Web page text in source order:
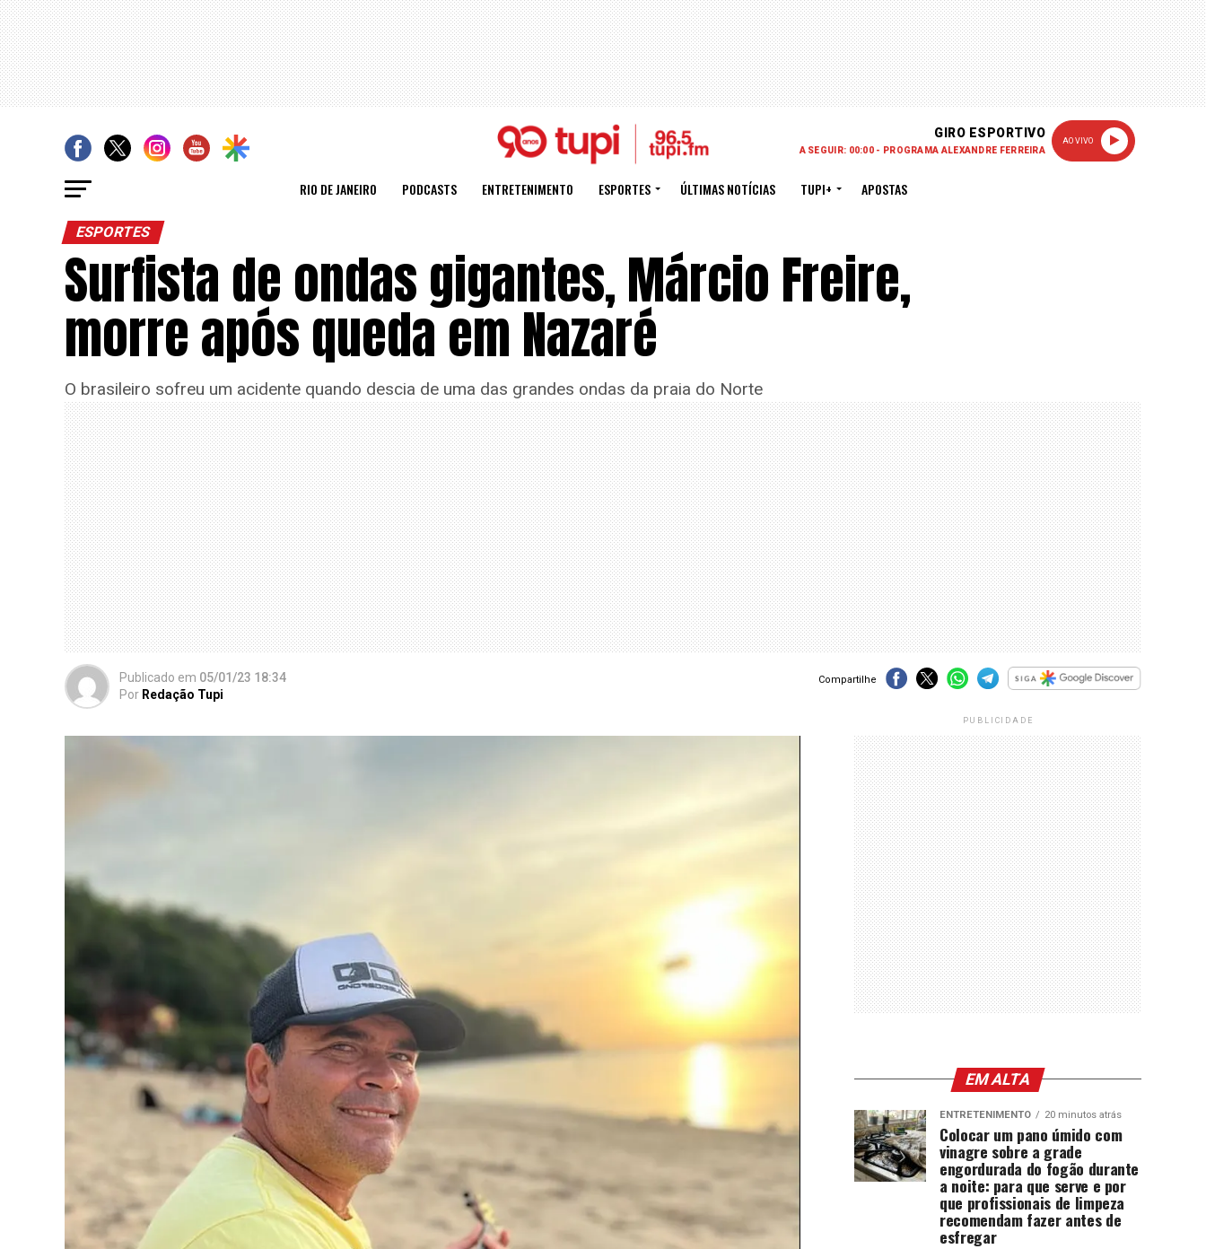
GIRO ESPORTIVO
A SEGUIR: 00:00 - PROGRAMA ALEXANDRE FERREIRA
AO VIVO
RIO DE JANEIRO PODCASTS ENTRETENIMENTO ESPORTES ÚLTIMAS NOTÍCIAS TUPI+ APOSTAS
ESPORTES
Surfista de ondas gigantes, Márcio Freire,
morre após queda em Nazaré
O brasileiro sofreu um acidente quando descia de uma das grandes ondas da praia do Norte
Publicado em 05/01/23 18:34
Por Redação Tupi
Compartilhe
PUBLICIDADE
EM ALTA
ENTRETENIMENTO 20 minutos atrás
Colocar um pano úmido com
vinagre sobre a grade
engordurada do fogão durante
a noite: para que serve e por
que profissionais de limpeza
recomendam fazer antes de
esfregar